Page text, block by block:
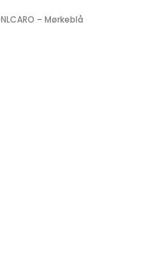
– Mørkeblå